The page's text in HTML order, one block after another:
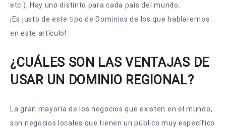
etc.). Hay uno distinto para cada país del mundo.
¡Es justo de este tipo de Dominios de los que hablaremos
en este artículo!
¿CUÁLES SON LAS VENTAJAS DE
USAR UN DOMINIO REGIONAL?
La gran mayoría de los negocios que existen en el mundo,
son negocios locales que tienen un público muy específico